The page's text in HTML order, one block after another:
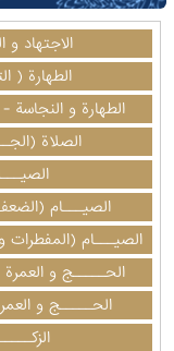
الاجتهاد و
الطهارة (
الطهارة و النجاسة -
الصلاة
الصيـــام
الصيـــام (المفطرات
الحـــــج و
الحـــــج و